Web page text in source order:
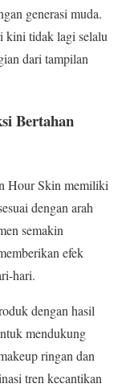
generasi muda.
kini tidak lagi selalu
dari tampilan
Bertahan
Hour Skin memiliki
dengan arah
semakin
efek
hari.
dengan hasil
mendukung
ringan dan
tren kecantikan